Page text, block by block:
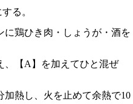
る。
に鶏ひき肉・しょうが・酒を
、【A】を加えてひと混ぜ
加熱し、火を止めて余熱で10